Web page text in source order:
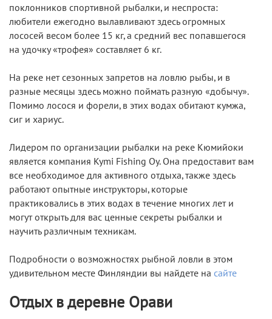
поклонников спортивной рыбалки, и неспроста:
любители ежегодно вылавливают здесь огромных
лососей весом более 15 кг, а средний вес попавшегося
на удочку «трофея» составляет 6 кг.
На реке нет сезонных запретов на ловлю рыбы, и в
разные месяцы здесь можно поймать разную «добычу».
Помимо лосося и форели, в этих водах обитают кумжа,
сиг и хариус.
Лидером по организации рыбалки на реке Кюмийоки
является компания Kymi Fishing Oy. Она предоставит вам
все необходимое для активного отдыха, также здесь
работают опытные инструкторы, которые
практиковались в этих водах в течение многих лет и
могут открыть для вас ценные секреты рыбалки и
научить различным техникам.
Подробности о возможностях рыбной ловли в этом
удивительном месте Финляндии вы найдете на сайте
Отдых в деревне Орави